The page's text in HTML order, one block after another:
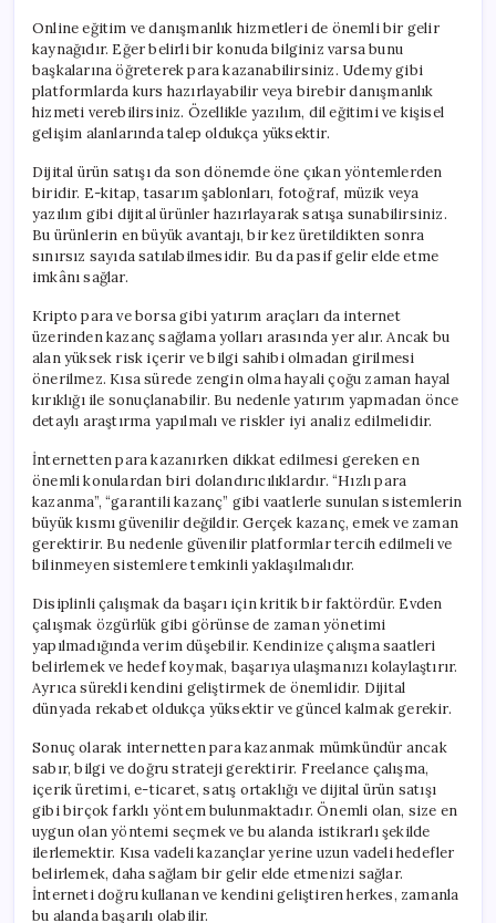
Online eğitim ve danışmanlık hizmetleri de önemli bir gelir
kaynağıdır. Eğer belirli bir konuda bilginiz varsa bunu
başkalarına öğreterek para kazanabilirsiniz. Udemy gibi
platformlarda kurs hazırlayabilir veya birebir danışmanlık
hizmeti verebilirsiniz. Özellikle yazılım, dil eğitimi ve kişisel
gelişim alanlarında talep oldukça yüksektir.
Dijital ürün satışı da son dönemde öne çıkan yöntemlerden
biridir. E-kitap, tasarım şablonları, fotoğraf, müzik veya
yazılım gibi dijital ürünler hazırlayarak satışa sunabilirsiniz.
Bu ürünlerin en büyük avantajı, bir kez üretildikten sonra
sınırsız sayıda satılabilmesidir. Bu da pasif gelir elde etme
imkânı sağlar.
Kripto para ve borsa gibi yatırım araçları da internet
üzerinden kazanç sağlama yolları arasında yer alır. Ancak bu
alan yüksek risk içerir ve bilgi sahibi olmadan girilmesi
önerilmez. Kısa sürede zengin olma hayali çoğu zaman hayal
kırıklığı ile sonuçlanabilir. Bu nedenle yatırım yapmadan önce
detaylı araştırma yapılmalı ve riskler iyi analiz edilmelidir.
İnternetten para kazanırken dikkat edilmesi gereken en
önemli konulardan biri dolandırıcılıklardır. “Hızlı para
kazanma”, “garantili kazanç” gibi vaatlerle sunulan sistemlerin
büyük kısmı güvenilir değildir. Gerçek kazanç, emek ve zaman
gerektirir. Bu nedenle güvenilir platformlar tercih edilmeli ve
bilinmeyen sistemlere temkinli yaklaşılmalıdır.
Disiplinli çalışmak da başarı için kritik bir faktördür. Evden
çalışmak özgürlük gibi görünse de zaman yönetimi
yapılmadığında verim düşebilir. Kendinize çalışma saatleri
belirlemek ve hedef koymak, başarıya ulaşmanızı kolaylaştırır.
Ayrıca sürekli kendini geliştirmek de önemlidir. Dijital
dünyada rekabet oldukça yüksektir ve güncel kalmak gerekir.
Sonuç olarak internetten para kazanmak mümkündür ancak
sabır, bilgi ve doğru strateji gerektirir. Freelance çalışma,
içerik üretimi, e-ticaret, satış ortaklığı ve dijital ürün satışı
gibi birçok farklı yöntem bulunmaktadır. Önemli olan, size en
uygun olan yöntemi seçmek ve bu alanda istikrarlı şekilde
ilerlemektir. Kısa vadeli kazançlar yerine uzun vadeli hedefler
belirlemek, daha sağlam bir gelir elde etmenizi sağlar.
İnterneti doğru kullanan ve kendini geliştiren herkes, zamanla
bu alanda başarılı olabilir.